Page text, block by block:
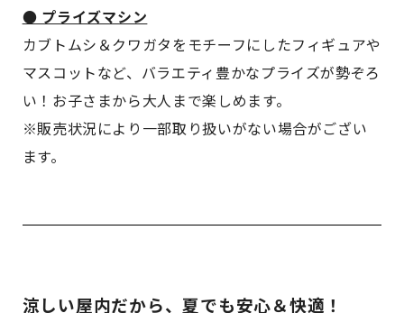
● プライズマシン
カブトムシ＆クワガタをモチーフにしたフィギュアや
マスコットなど、バラエティ豊かなプライズが勢ぞろ
い！お子さまから大人まで楽しめます。
※販売状況により一部取り扱いがない場合がござい
ます。
涼しい屋内だから、夏でも安心＆快適！